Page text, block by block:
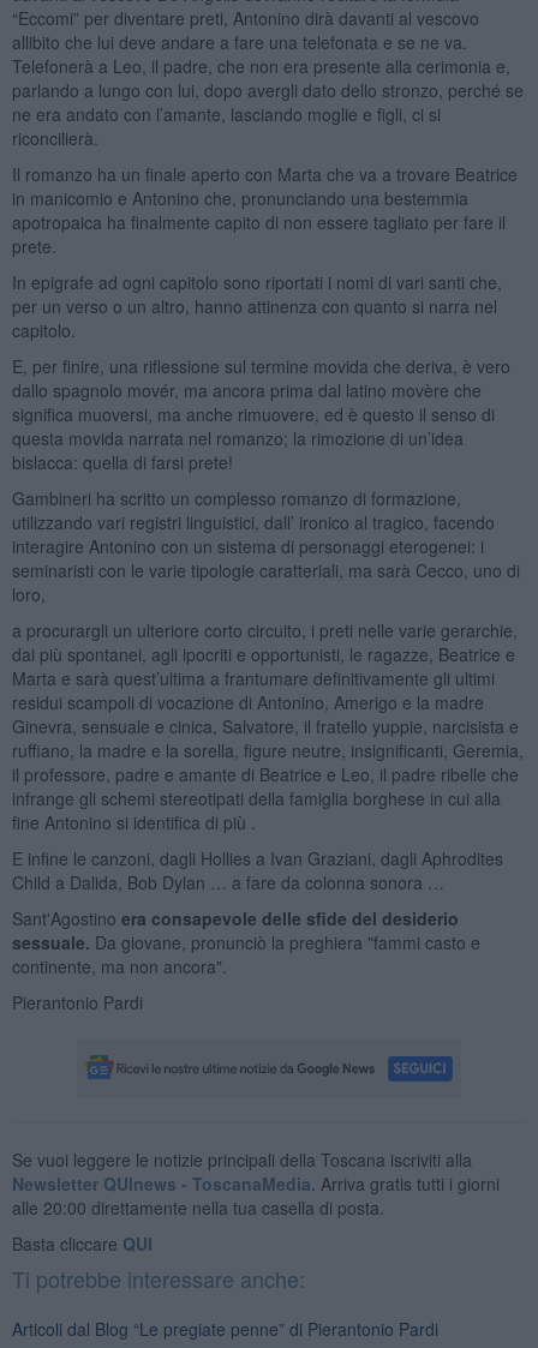
“Eccomi” per diventare preti, Antonino dirà davanti al vescovo
allibito che lui deve andare a fare una telefonata e se ne va.
Telefonerà a Leo, il padre, che non era presente alla cerimonia e,
parlando a lungo con lui, dopo avergli dato dello stronzo, perché se
ne era andato con l’amante, lasciando moglie e figli, ci si
riconcilierà.
Il romanzo ha un finale aperto con Marta che va a trovare Beatrice
in manicomio e Antonino che, pronunciando una bestemmia
apotropaica ha finalmente capito di non essere tagliato per fare il
prete.
In epigrafe ad ogni capitolo sono riportati i nomi di vari santi che,
per un verso o un altro, hanno attinenza con quanto si narra nel
capitolo.
E, per finire, una riflessione sul termine movida che deriva, è vero
dallo spagnolo movér, ma ancora prima dal latino movère che
significa muoversi, ma anche rimuovere, ed è questo il senso di
questa movida narrata nel romanzo; la rimozione di un’idea
bislacca: quella di farsi prete!
Gambineri ha scritto un complesso romanzo di formazione,
utilizzando vari registri linguistici, dall’ ironico al tragico, facendo
interagire Antonino con un sistema di personaggi eterogenei: i
seminaristi con le varie tipologie caratteriali, ma sarà Cecco, uno di
loro,
a procurargli un ulteriore corto circuito, i preti nelle varie gerarchie,
dai più spontanei, agli ipocriti e opportunisti, le ragazze, Beatrice e
Marta e sarà quest’ultima a frantumare definitivamente gli ultimi
residui scampoli di vocazione di Antonino, Amerigo e la madre
Ginevra, sensuale e cinica, Salvatore, il fratello yuppie, narcisista e
ruffiano, la madre e la sorella, figure neutre, insignificanti, Geremia,
il professore, padre e amante di Beatrice e Leo, il padre ribelle che
infrange gli schemi stereotipati della famiglia borghese in cui alla
fine Antonino si identifica di più .
E infine le canzoni, dagli Hollies a Ivan Graziani, dagli Aphrodites
Child a Dalida, Bob Dylan … a fare da colonna sonora …
Sant'Agostino era consapevole delle sfide del desiderio
sessuale. Da giovane, pronunciò la preghiera "fammi casto e
continente, ma non ancora".
Pierantonio Pardi
Se vuoi leggere le notizie principali della Toscana iscriviti alla
Newsletter QUInews - ToscanaMedia. Arriva gratis tutti i giorni
alle 20:00 direttamente nella tua casella di posta.
Basta cliccare QUI
Ti potrebbe interessare anche:
Articoli dal Blog “Le pregiate penne” di Pierantonio Pardi